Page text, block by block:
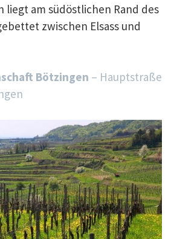
liegt am südöstlichen Rand des
zwischen Elsass und
Bötzingen – Hauptstraße